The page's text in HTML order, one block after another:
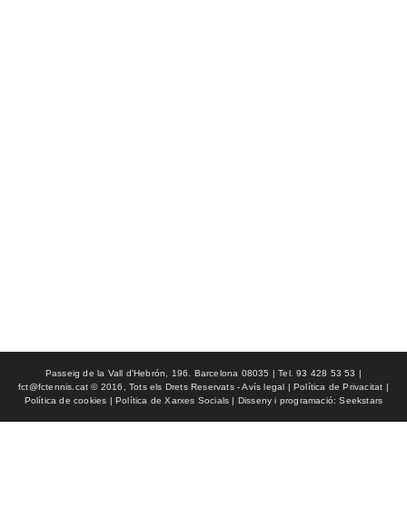
Passeig de la Vall d'Hebrón, 196. Barcelona 08035 | Tel. 93 428 53 53 |
fct@fctennis.cat © 2016, Tots els Drets Reservats - Avís legal | Política de Privacitat |
Política de cookies | Política de Xarxes Socials | Disseny i programació: Seekstars